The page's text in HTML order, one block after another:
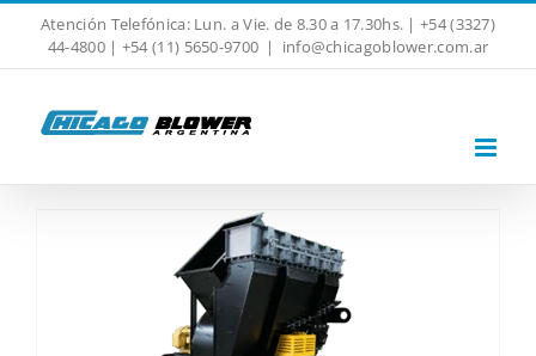
content
Atención Telefónica: Lun. a Vie. de 8.30 a 17.30hs. | +54 (3327)
44-4800 | +54 (11) 5650-9700 | info@chicagoblower.com.ar